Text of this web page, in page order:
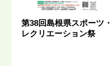
第38回島根県スポーツ・
レクリエーション祭